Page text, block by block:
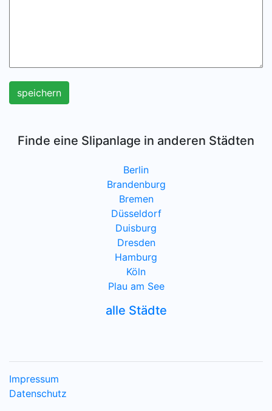
speichern
Finde eine Slipanlage in anderen Städten
Berlin
Brandenburg
Bremen
Düsseldorf
Duisburg
Dresden
Hamburg
Köln
Plau am See
alle Städte
Impressum
Datenschutz